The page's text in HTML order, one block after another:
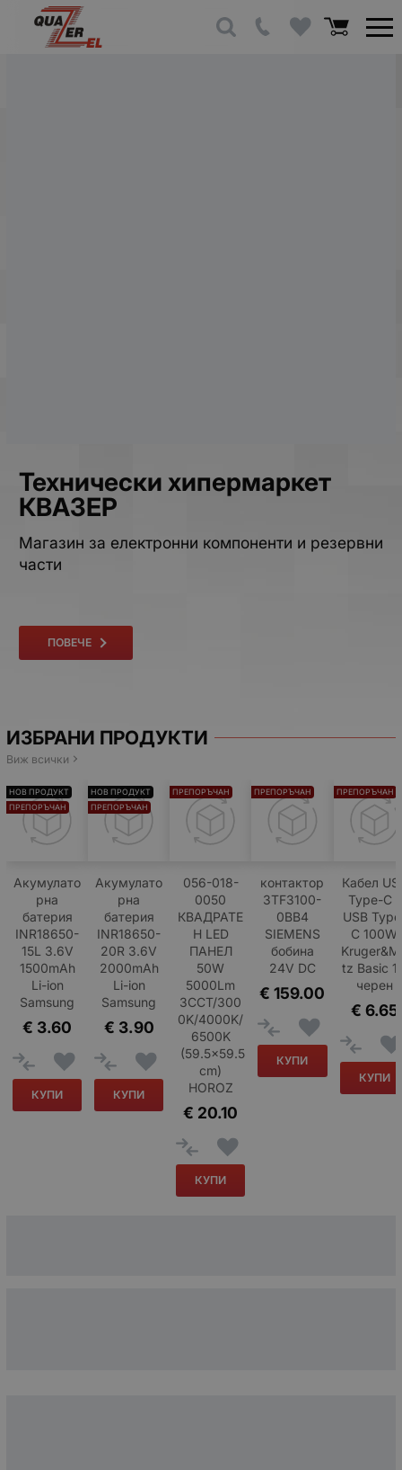
Технически хипермаркет
КВАЗЕР
Магазин за електронни компоненти и резервни
части
ПОВЕЧЕ
ИЗБРАНИ ПРОДУКТИ
Виж всички
Акумулато
рна
батерия
INR18650-
15L 3.6V
1500mAh
Li-ion
Samsung
3.60
€
КУПИ
НОВ ПРОДУКТ
ПРЕПОРЪЧАН
Акумулато
рна
батерия
INR18650-
20R 3.6V
2000mAh
Li-ion
Samsung
3.90
€
КУПИ
НОВ ПРОДУКТ
ПРЕПОРЪЧАН
056-018-
0050
КВАДРАТЕ
Н LED
ПАНЕЛ
50W
5000Lm
3CCT/300
0K/4000K/
6500K
(59.5x59.5
cm)
HOROZ
20.10
€
КУПИ
ПРЕПОРЪЧАН
контактор
3TF3100-
0BB4
SIEMENS
бобина
24V DC
159.00
€
КУПИ
ПРЕПОРЪЧАН
Кабел
Type-C -
USB
C 100W
tz Basic
черен
6.65
€
КУПИ
ПРЕПОРЪЧАН